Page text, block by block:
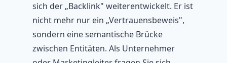
sich der „Backlink" weiterentwickelt. Er ist
nicht mehr nur ein „Vertrauensbeweis",
sondern eine semantische Brücke
zwischen Entitäten. Als Unternehmer